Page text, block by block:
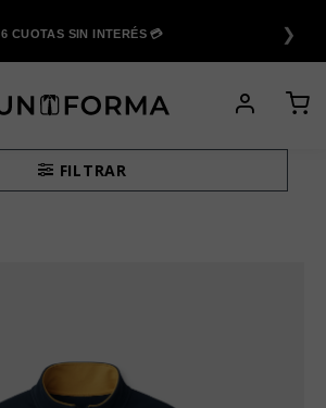
6 CUOTAS SIN INTERÉS 💳 ❯
FILTRAR